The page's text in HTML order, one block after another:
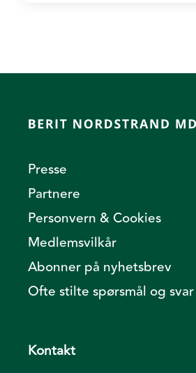
Presse
Partnere
Personvern & Cookies
Medlemsvilkår
Abonner på nyhetsbrev
Ofte stilte spørsmål og svar
Kontakt